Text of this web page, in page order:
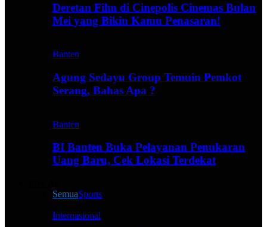
Deretan Film di Cinepolis Cinemas Bulan
Mei yang Bikin Kamu Penasaran!
Banten
Agung Sedayu Group Temuin Pemkot
Serang, Bahas Apa ?
Banten
BI Banten Buka Pelayanan Penukaran
Uang Baru, Cek Lokasi Terdekat
SemuaSports
Internasional